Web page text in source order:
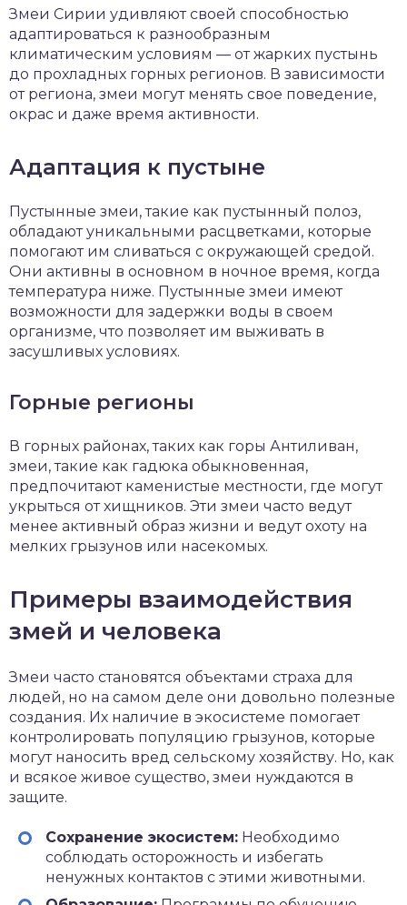
Змеи Сирии удивляют своей способностью
адаптироваться к разнообразным
климатическим условиям — от жарких пустынь
до прохладных горных регионов. В зависимости
от региона, змеи могут менять свое поведение,
окрас и даже время активности.
Адаптация к пустыне
Пустынные змеи, такие как пустынный полоз,
обладают уникальными расцветками, которые
помогают им сливаться с окружающей средой.
Они активны в основном в ночное время, когда
температура ниже. Пустынные змеи имеют
возможности для задержки воды в своем
организме, что позволяет им выживать в
засушливых условиях.
Горные регионы
В горных районах, таких как горы Антиливан,
змеи, такие как гадюка обыкновенная,
предпочитают каменистые местности, где могут
укрыться от хищников. Эти змеи часто ведут
менее активный образ жизни и ведут охоту на
мелких грызунов или насекомых.
Примеры взаимодействия
змей и человека
Змеи часто становятся объектами страха для
людей, но на самом деле они довольно полезные
создания. Их наличие в экосистеме помогает
контролировать популяцию грызунов, которые
могут наносить вред сельскому хозяйству. Но, как
и всякое живое существо, змеи нуждаются в
защите.
Сохранение экосистем: Необходимо
соблюдать осторожность и избегать
ненужных контактов с этими животными.